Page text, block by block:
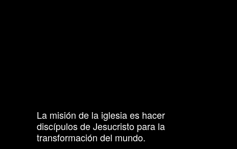
La misión de la iglesia es hacer
discípulos de Jesucristo para la
transformación del mundo.